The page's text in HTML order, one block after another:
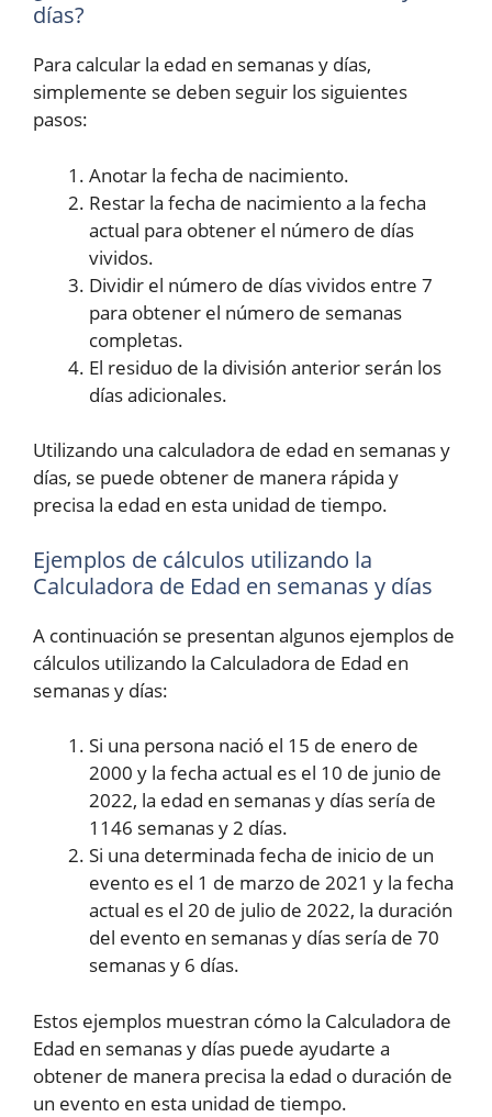
días?
Para calcular la edad en semanas y días,
simplemente se deben seguir los siguientes
pasos:
Anotar la fecha de nacimiento.
Restar la fecha de nacimiento a la fecha
actual para obtener el número de días
vividos.
Dividir el número de días vividos entre 7
para obtener el número de semanas
completas.
El residuo de la división anterior serán los
días adicionales.
Utilizando una calculadora de edad en semanas y
días, se puede obtener de manera rápida y
precisa la edad en esta unidad de tiempo.
Ejemplos de cálculos utilizando la
Calculadora de Edad en semanas y días
A continuación se presentan algunos ejemplos de
cálculos utilizando la Calculadora de Edad en
semanas y días:
Si una persona nació el 15 de enero de
2000 y la fecha actual es el 10 de junio de
2022, la edad en semanas y días sería de
1146 semanas y 2 días.
Si una determinada fecha de inicio de un
evento es el 1 de marzo de 2021 y la fecha
actual es el 20 de julio de 2022, la duración
del evento en semanas y días sería de 70
semanas y 6 días.
Estos ejemplos muestran cómo la Calculadora de
Edad en semanas y días puede ayudarte a
obtener de manera precisa la edad o duración de
un evento en esta unidad de tiempo.